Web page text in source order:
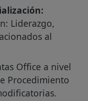
Liderazgo,
al
Office a nivel
Procedimiento